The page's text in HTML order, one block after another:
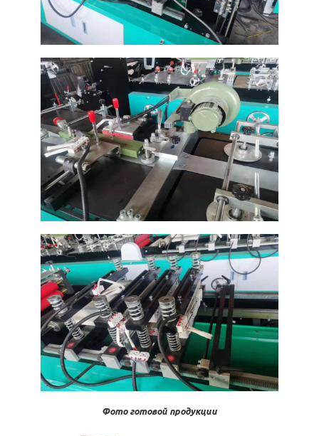
Фото готовой продукции